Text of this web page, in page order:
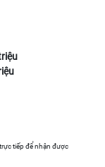
tiếp để nhận được